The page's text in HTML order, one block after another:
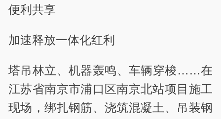
便利共享
加速释放一体化红利
塔吊林立、机器轰鸣、车辆穿梭……在
江苏省南京市浦口区南京北站项目施工
现场，绑扎钢筋、浇筑混凝土、吊装钢